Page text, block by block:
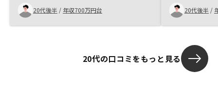
20代後半 / 年収700万円台 20代後半 /
20代の口コミをもっと見る